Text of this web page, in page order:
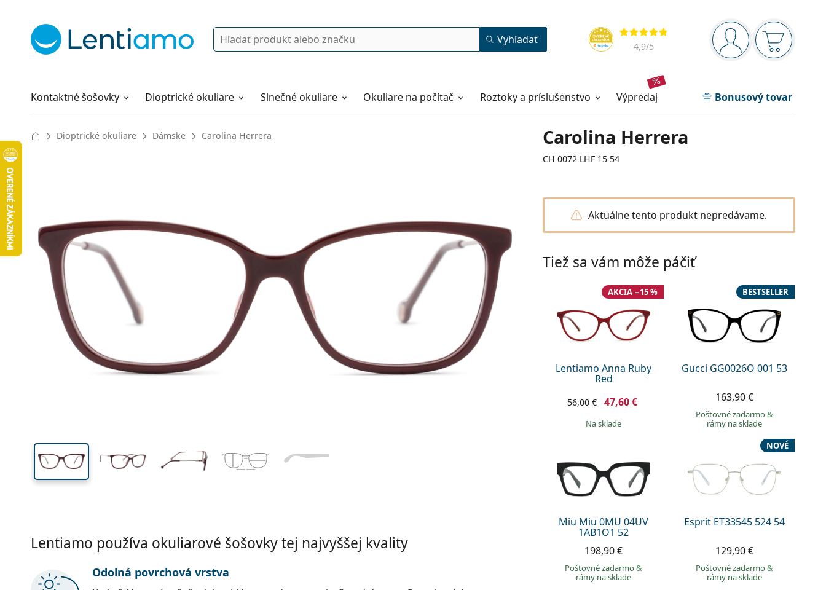
Navigačný panel
ste prihláseníNákupný
Hodnotenia
4,9/5
Vyhľadávanie Vyhľadať
Kontaktné šošovky
Roztoky Dioptrické okuliare Slnečné okuliare Okuliare na počítač Roztoky a príslušenstvo výpredaj Bonusový tovar
Všetko o nákupe
Carolina Herrera
CH 0072 LHF 15 54
Dioptrické okuliare Dámske Carolina Herrera
39 mm
Výška očnice Šírka očnice
Šírka
mostíka
Dĺžka
stranice
Aktuálne tento produkt nepredávame.
Tiež sa vám môže páčiť
Lentiamo Anna Ruby
Red
AKCIA −15 %
56,00 € 47,60 €
na sklade
Gucci GG0026O 001 53
BESTSELLER
163,90 €
Poštovné zadarmo&
rámy na sklade
Miu Miu 0MU 04UV
1AB1O1 52
198,90 €
Poštovné zadarmo&
rámy na sklade
Esprit ET33545 524 54
NOVÉ
129,90 €
Poštovné zadarmo&
rámy na sklade
Lentiamo používa okuliarové šošovky tej najvyššej kvality
Odolná povrchová vrstva